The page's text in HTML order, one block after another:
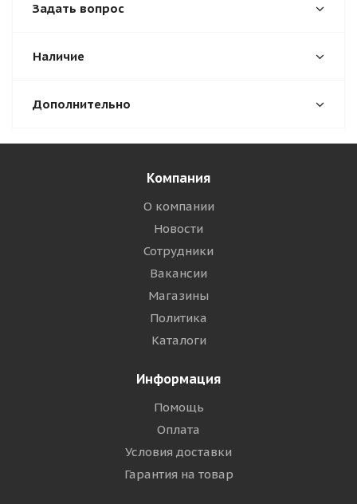
Задать вопрос
Наличие
Дополнительно
Компания
О компании
Новости
Сотрудники
Вакансии
Магазины
Политика
Каталоги
Информация
Помощь
Оплата
Условия доставки
Гарантия на товар